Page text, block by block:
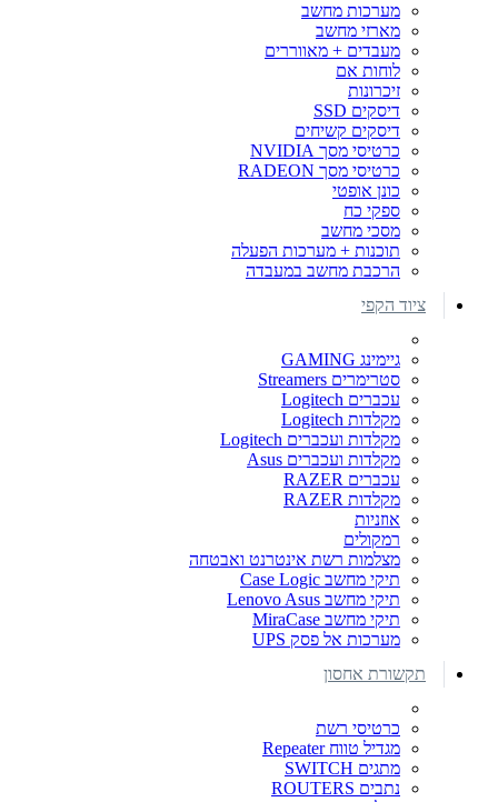
מערכות מחשב
מארזי מחשב
מעבדים + מאווררים
לוחות אם
זיכרונות
דיסקים SSD
דיסקים קשיחים
כרטיסי מסך NVIDIA
כרטיסי מסך RADEON
כונן אופטי
ספקי כח
מסכי מחשב
תוכנות + מערכות הפעלה
הרכבת מחשב במעבדה
ציוד הקפי
גיימינג GAMING
סטרימרים Streamers
עכברים Logitech
מקלדות Logitech
מקלדות ועכברים Logitech
מקלדות ועכברים Asus
עכברים RAZER
מקלדות RAZER
אוזניות
רמקולים
מצלמות רשת אינטרנט ואבטחה
תיקי מחשב Case Logic
תיקי מחשב Lenovo Asus
תיקי מחשב MiraCase
מערכות אל פסק UPS
תקשורת אחסון
כרטיסי רשת
מגדיל טווח Repeater
מתגים SWITCH
נתבים ROUTERS